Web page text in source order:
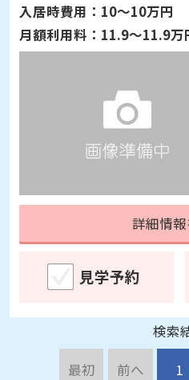
入居時費用： 10～10万円
月額利用料： 11.9～11.9万
詳細情
見学予約
検索
最初
前へ 1